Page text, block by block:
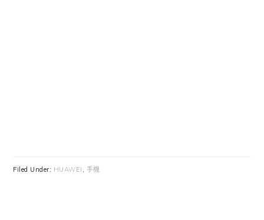
Filed Under: HUAWEI , 手機